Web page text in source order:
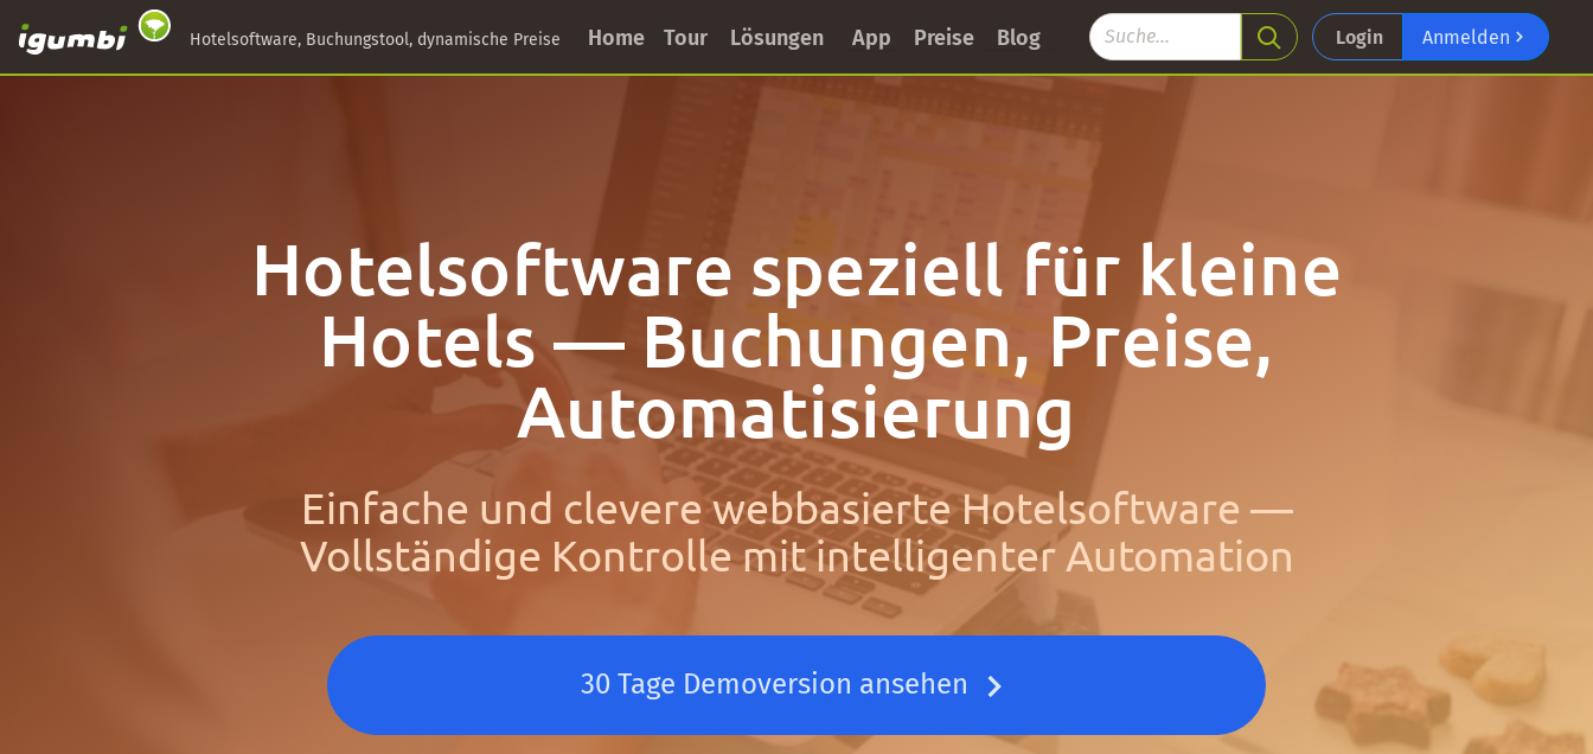
Hotelsoftware, Buchungstool, dynamische Preise Home Tour Lösungen App Preise Blog Login Anmelden
Hotelsoftware speziell für kleine
Hotels — Buchungen, Preise,
Automatisierung
Einfache und clevere webbasierte Hotelsoftware —
Vollständige Kontrolle mit intelligenter Automation
30 Tage Demoversion ansehen